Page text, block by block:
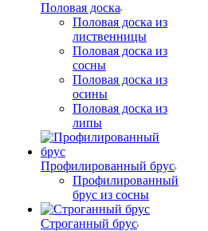
Половая доска
Половая доска из
лиственницы
Половая доска из
сосны
Половая доска из
осины
Половая доска из
липы
Профилированный брус
Профилированный
брус из сосны
Строганный брус